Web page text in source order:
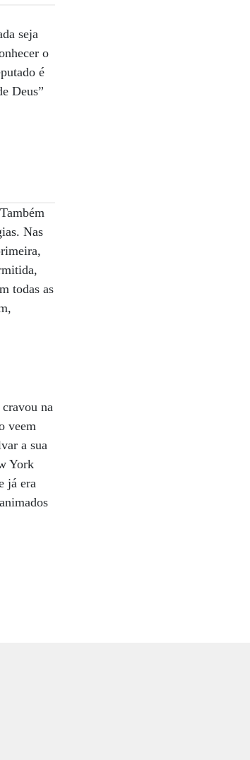
seja
o
é
Deus”
Nas
todas as
na
veem
a sua
York
já era